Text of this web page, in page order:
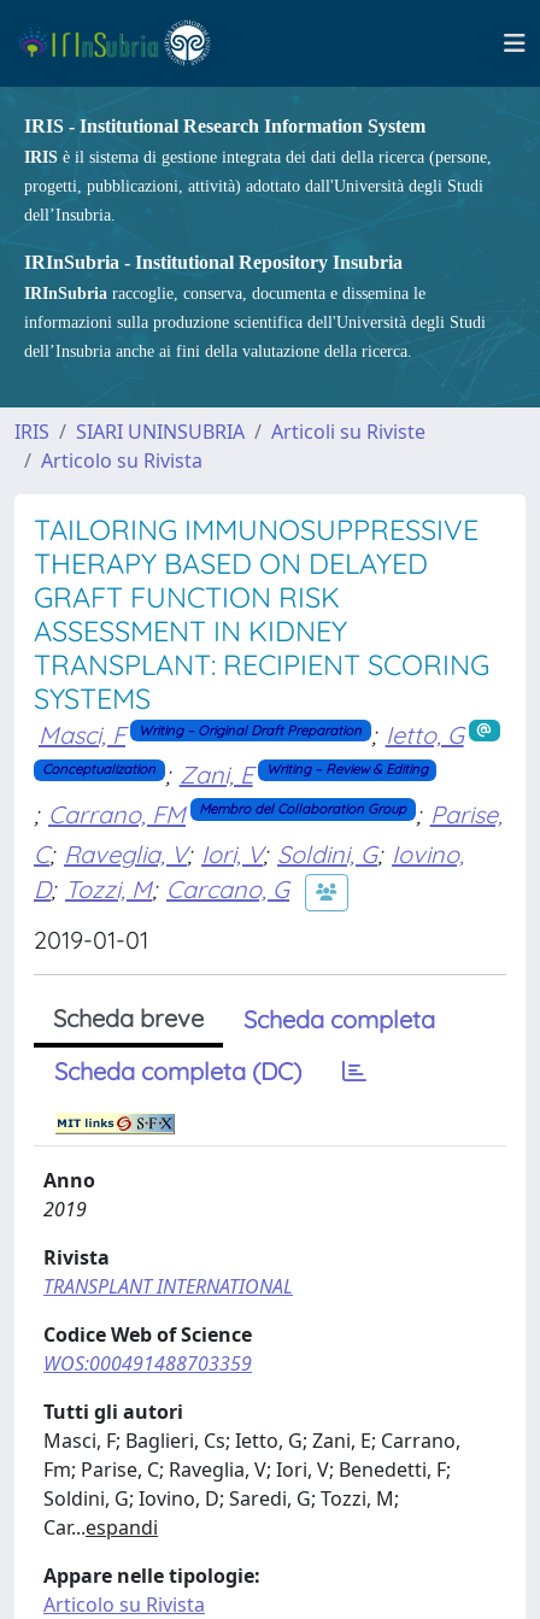
IRIS - Institutional Research Information System
IRIS è il sistema di gestione integrata dei dati della ricerca (persone,
progetti, pubblicazioni, attività) adottato dall'Università degli Studi
dell’Insubria.
IRInSubria - Institutional Repository Insubria
IRInSubria raccoglie, conserva, documenta e dissemina le
informazioni sulla produzione scientifica dell'Università degli Studi
dell’Insubria anche ai fini della valutazione della ricerca.
IRIS SIARI UNINSUBRIA
Articoli su Riviste
Articolo su Rivista
TAILORING IMMUNOSUPPRESSIVE
THERAPY BASED ON DELAYED
GRAFT FUNCTION RISK
ASSESSMENT IN KIDNEY
TRANSPLANT: RECIPIENT SCORING
SYSTEMS
Masci, F Writing – Original Draft Preparation ; Ietto, G
Conceptualization ; Zani, E Writing – Review & Editing
; Carrano, FM Membro del Collaboration Group ; Parise,
C; Raveglia, V; Iori, V; Soldini, G; Iovino,
D; Tozzi, M; Carcano, G
2019-01-01
Scheda breve
Scheda completa
Scheda completa (DC)
Anno
2019
Rivista
TRANSPLANT INTERNATIONAL
Codice Web of Science
WOS:000491488703359
Tutti gli autori
Masci, F; Baglieri, Cs; Ietto, G; Zani, E; Carrano,
Fm; Parise, C; Raveglia, V; Iori, V; Benedetti, F;
Soldini, G; Iovino, D; Saredi, G; Tozzi, M;
Car...espandi
Appare nelle tipologie:
Articolo su Rivista